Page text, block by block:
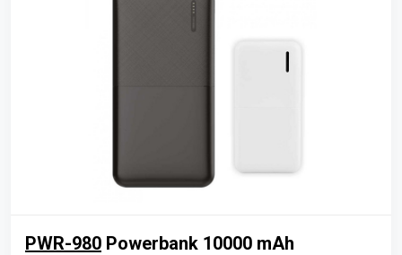
PWR-980 Powerbank 10000 mAh